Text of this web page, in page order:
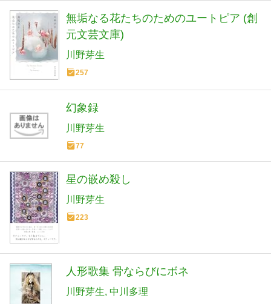
無垢なる花たちのためのユートピア (創
元文芸文庫)
川野芽生
257
幻象録
川野芽生
77
星の嵌め殺し
川野芽生
223
人形歌集 骨ならびにボネ
川野芽生 中川多理